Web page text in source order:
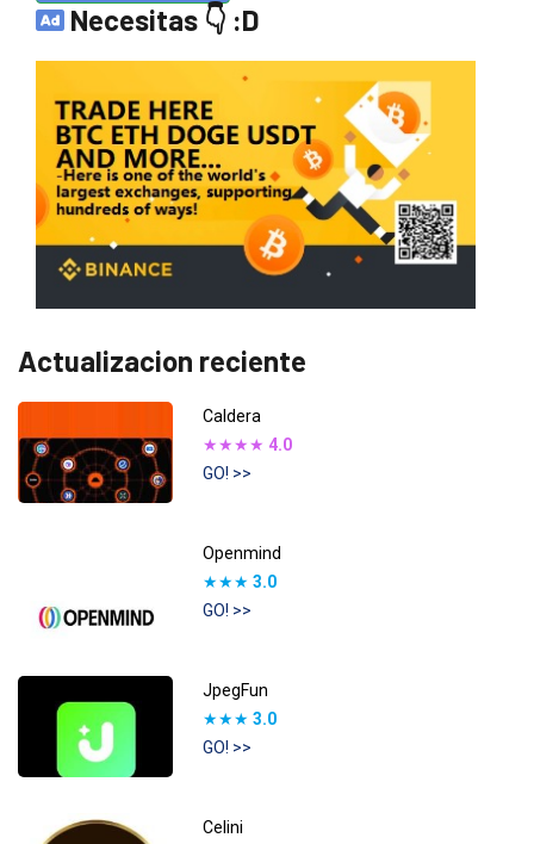
Necesitas 👇 :D
Actualizacion reciente
Caldera
★★★★ 4.0
GO! >>
Openmind
★★★ 3.0
GO! >>
JpegFun
★★★ 3.0
GO! >>
Celini